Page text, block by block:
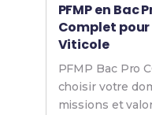
PFMP en Bac
Complet
Viticole
PFMP Bac Pro
choisir votre
missions et